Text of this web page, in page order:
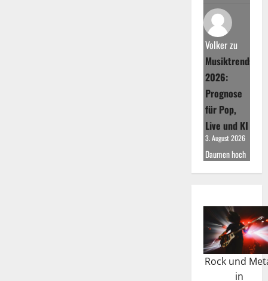
Volkerzu
Musiktrends
2026:
Prognose
für Pop,
Live und KI
3. August 2026
Daumen hoch
Rock und
in